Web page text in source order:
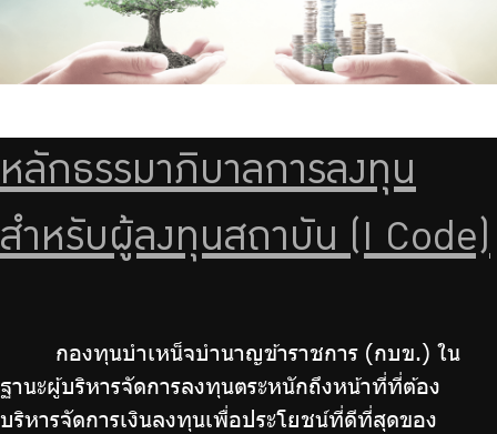
ลงทุน
การบริหารความเสี่ยง
รายงานผลการดำเนินงาน
ข่าวสารและกิจกรรม
ร่วมงานกับเรา
ติดต่อเรา
หลักธรรมาภิบาลการลงทุน
สำหรับผู้ลงทุนสถาบัน (I Code)
กองทุนบำเหน็จบำนาญข้าราชการ (กบข.) ใน
ฐานะผู้บริหารจัดการลงทุนตระหนักถึงหน้าที่ที่ต้อง
บริหารจัดการเงินลงทุนเพื่อประโยชน์ที่ดีที่สุดของ